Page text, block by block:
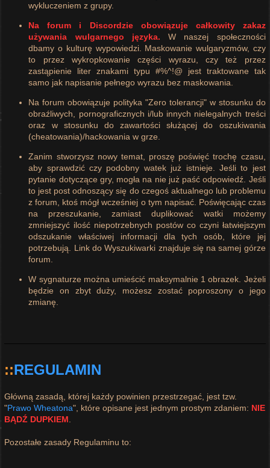
wykluczeniem z grupy.
Na forum i Discordzie obowiązuje całkowity zakaz
używania wulgarnego języka. W naszej społeczności
dbamy o kulturę wypowiedzi. Maskowanie wulgaryzmów, czy
to przez wykropkowanie części wyrazu, czy też przez
zastąpienie liter znakami typu #%^!@ jest traktowane tak
samo jak napisanie pełnego wyrazu bez maskowania.
Na forum obowiązuje polityka "Zero tolerancji" w stosunku do
obraźliwych, pornograficznych i/lub innych nielegalnych treści
oraz w stosunku do zawartości służącej do oszukiwania
(cheatowania)/hackowania w grze.
Zanim stworzysz nowy temat, proszę poświęć trochę czasu,
aby sprawdzić czy podobny watek już istnieje. Jeśli to jest
pytanie dotyczące gry, mogła na nie już paść odpowiedź. Jeśli
to jest post odnoszący się do czegoś aktualnego lub problemu
z forum, ktoś mógł wcześniej o tym napisać. Poświęcając czas
na przeszukanie, zamiast duplikować watki możemy
zmniejszyć ilość niepotrzebnych postów co czyni łatwiejszym
odszukanie właściwej informacji dla tych osób, które jej
potrzebują. Link do Wyszukiwarki znajduje się na samej górze
forum.
W sygnaturze można umieścić maksymalnie 1 obrazek. Jeżeli
będzie on zbyt duży, możesz zostać poproszony o jego
zmianę.
::REGULAMIN
Główną zasadą, której każdy powinien przestrzegać, jest tzw.
"Prawo Wheatona", które opisane jest jednym prostym zdaniem: NIE
BĄDŹ DUPKIEM
Pozostałe zasady Regulaminu to: